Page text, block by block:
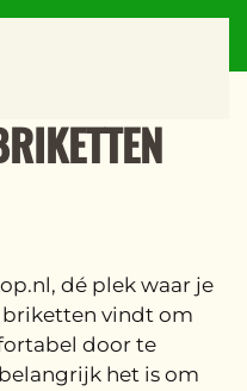
dé plek waar je
vindt om
door te
het is om